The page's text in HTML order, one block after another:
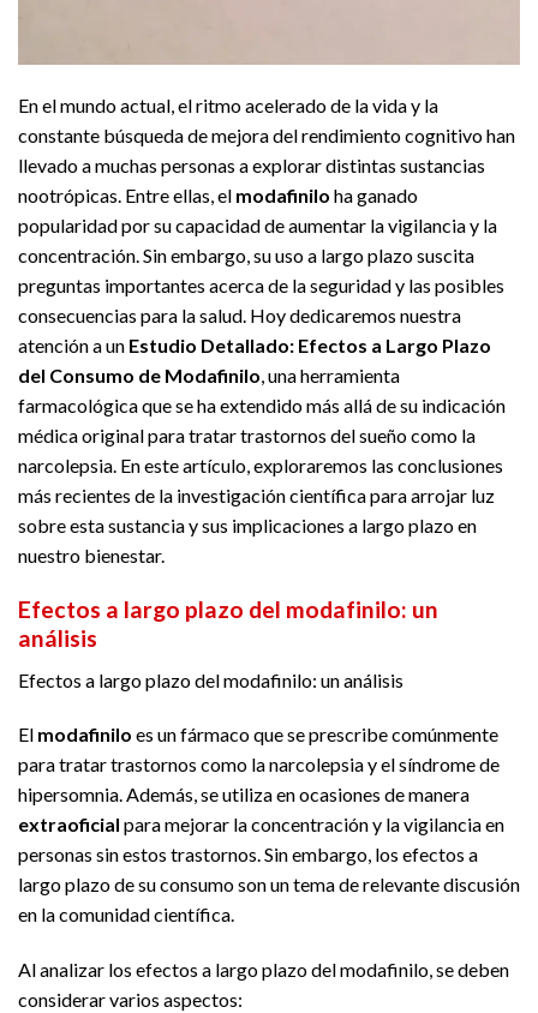
En el mundo actual, el ritmo acelerado de la vida y la
constante búsqueda de mejora del rendimiento cognitivo han
llevado a muchas personas a explorar distintas sustancias
nootrópicas. Entre ellas, el modafinilo ha ganado
popularidad por su capacidad de aumentar la vigilancia y la
concentración. Sin embargo, su uso a largo plazo suscita
preguntas importantes acerca de la seguridad y las posibles
consecuencias para la salud. Hoy dedicaremos nuestra
atención a un Estudio Detallado: Efectos a Largo Plazo
del Consumo de Modafinilo, una herramienta
farmacológica que se ha extendido más allá de su indicación
médica original para tratar trastornos del sueño como la
narcolepsia. En este artículo, exploraremos las conclusiones
más recientes de la investigación científica para arrojar luz
sobre esta sustancia y sus implicaciones a largo plazo en
nuestro bienestar.
Efectos a largo plazo del modafinilo: un
análisis
Efectos a largo plazo del modafinilo: un análisis
El modafinilo es un fármaco que se prescribe comúnmente
para tratar trastornos como la narcolepsia y el síndrome de
hipersomnia. Además, se utiliza en ocasiones de manera
extraoficial para mejorar la concentración y la vigilancia en
personas sin estos trastornos. Sin embargo, los efectos a
largo plazo de su consumo son un tema de relevante discusión
en la comunidad científica.
Al analizar los efectos a largo plazo del modafinilo, se deben
considerar varios aspectos: